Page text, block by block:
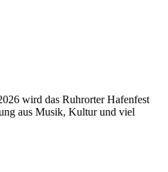
wird das Ruhrorter Hafenfest
aus Musik, Kultur und viel